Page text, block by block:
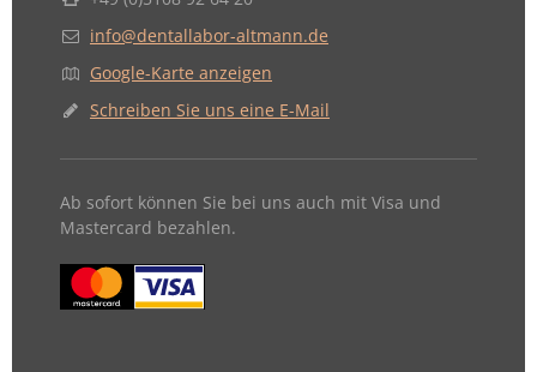
info@dentallabor-altmann.de
Google-Karte anzeigen
Schreiben Sie uns eine E-Mail
Ab sofort können Sie bei uns auch mit Visa und
Mastercard bezahlen.